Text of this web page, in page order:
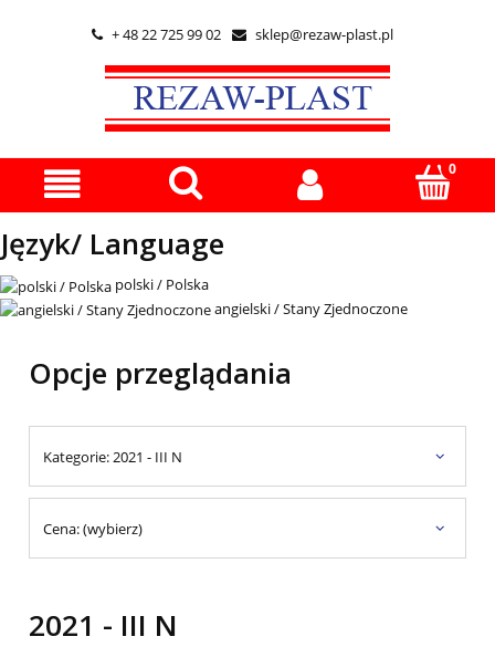
 + 48 22 725 99 02  sklep@rezaw-plast.pl
Język/ Language
polski / Polska
angielski / Stany Zjednoczone
Opcje przeglądania
Kategorie: 2021 - III N
Cena: (wybierz)
2021 - III N